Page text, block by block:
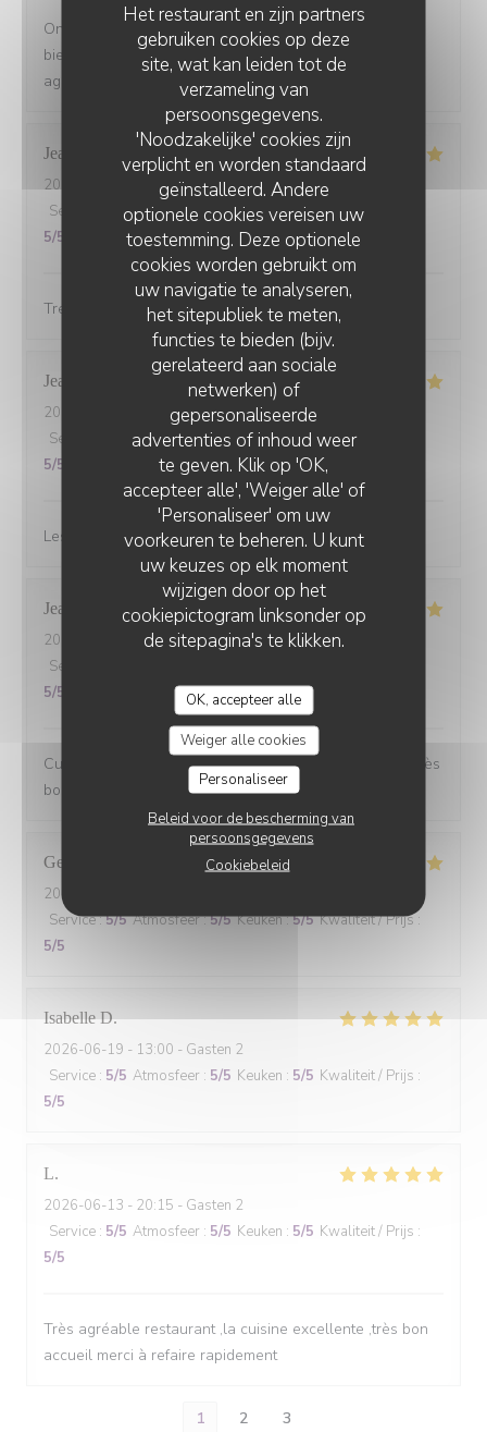
Het restaurant en zijn partners
gebruiken cookies op deze
site, wat kan leiden tot de
verzameling van
persoonsgegevens.
'Noodzakelijke' cookies zijn
verplicht en worden standaard
geïnstalleerd. Andere
optionele cookies vereisen uw
toestemming. Deze optionele
cookies worden gebruikt om
uw navigatie te analyseren,
het sitepubliek te meten,
functies te bieden (bijv.
gerelateerd aan sociale
netwerken) of
gepersonaliseerde
advertenties of inhoud weer
te geven. Klik op 'OK,
accepteer alle', 'Weiger alle' of
'Personaliseer' om uw
voorkeuren te beheren. U kunt
uw keuzes op elk moment
wijzigen door op het
cookiepictogram linksonder op
de sitepagina's te klikken.
OK, accepteer alle
Weiger alle cookies
Personaliseer
Beleid voor de bescherming van
persoonsgegevens
Cookiebeleid
On s'est régalé avec le menu du jour. Les plats étaient
bien cuisinés avec des produits de saison et le service
agréable. Le tout pour un prix raisonnable.
Jean-louis
2026-07-10
- 19:30 - Gasten 6
Service
/5 Atmosfeer :5/5 Keuken: 5/5 Kwaliteit / Prijs
5/5
Tres bonne cuisine et accueil exellent.
Jean marc
2026-07-08
- 20:00 - Gasten 3
Service
Atmosfeer: 5/5 Keuken:5/5 Kwaliteit / Prijs
5/5
Les gambas….excellent 5 étoiles et copieux top
Jean-Pierre S
2026-07-07
- 12:15 - Gasten 3
Service
5/5
Cuisine familiale avec beaucoup de saveurs. Tout est très
bon.....
Gennifer
2026-06-20
Service:5/5 Atmosfeer:5/5 Keuken:5/5 Kwaliteit / Prijs:
5/5
Isabelle D
2026-06-19 - 13:00 - Gasten 2
Service : 5/5 Atmosfeer : 5/5 Keuken : 5/5 Kwaliteit / Prijs :
5/5
L
2026-06-13 - 20:15 - Gasten 2
Service : 5/5 Atmosfeer : 5/5 Keuken : 5/5 Kwaliteit / Prijs :
5/5
Très agréable restaurant ,la cuisine excellente ,très bon
accueil merci à refaire rapidement
1 2 3
CHEZ ANNE ET GASTON